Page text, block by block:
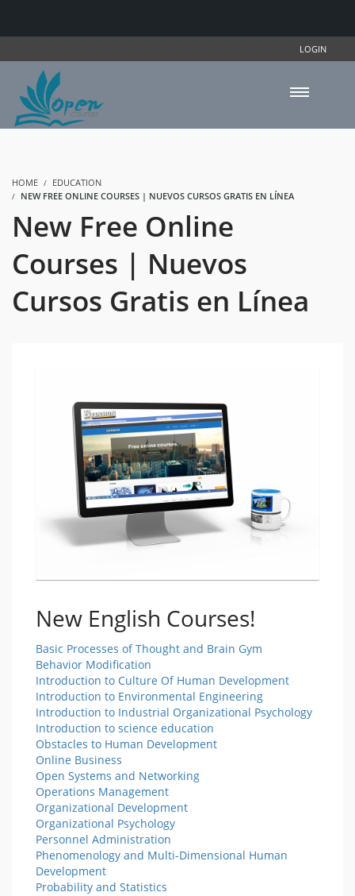
LOGIN
HOME
EDUCATION
NEW FREE ONLINE COURSES | NUEVOS CURSOS GRATIS EN LÍNEA
New Free Online
Courses | Nuevos
Cursos Gratis en Línea
New English Courses!
Basic Processes of Thought and Brain Gym
Behavior Modification
Introduction to Culture Of Human Development
Introduction to Environmental Engineering
Introduction to Industrial Organizational Psychology
Introduction to science education
Obstacles to Human Development
Online Business
Open Systems and Networking
Operations Management
Organizational Development
Organizational Psychology
Personnel Administration
Phenomenology and Multi-Dimensional Human
Development
Probability and Statistics